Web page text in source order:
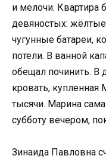
и мелочи. Квартира
девяностых:
чугунные батареи,
потели. В ванной
обещал починить. В
кровать, купленная
тысячи. Марина
субботу вечером,
Зинаида Павловна